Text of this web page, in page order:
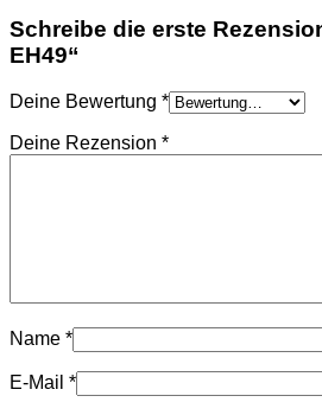
Schreibe die erste
EH49“
Deine Bewertung *
Deine Rezension *
Name *
E-Mail *